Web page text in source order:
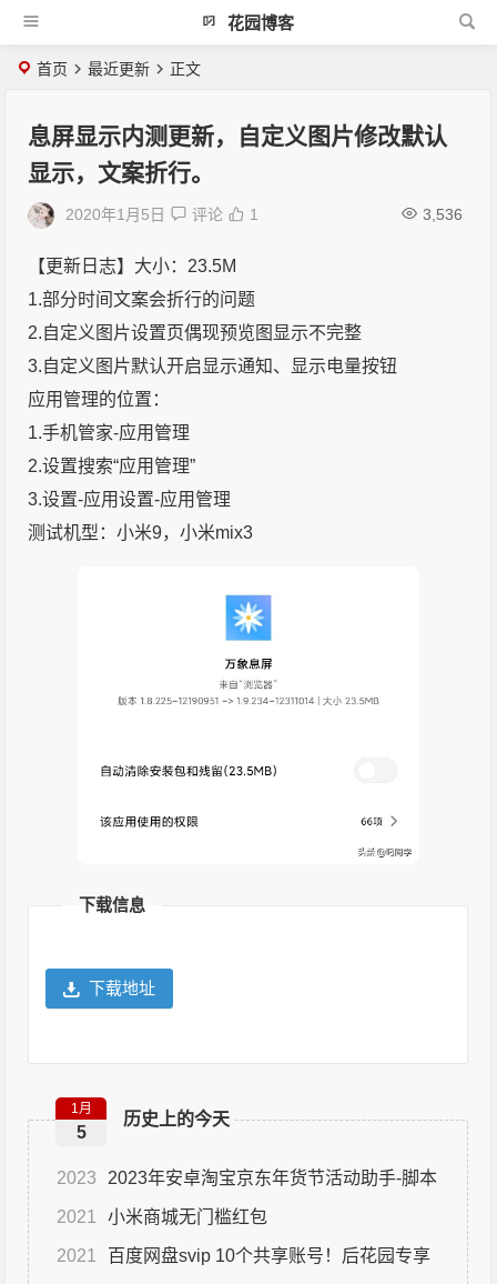
花园博客
首页 最近更新 正文
息屏显示内测更新，自定义图片修改默认
显示，文案折行。
2020年1月5日 评论 3,536
1
【更新日志】大小：23.5M
1.部分时间文案会折行的问题
2.自定义图片设置页偶现预览图显示不完整
3.自定义图片默认开启显示通知、显示电量按钮
应用管理的位置：
1.手机管家-应用管理
2.设置搜索“应用管理”
3.设置-应用设置-应用管理
测试机型：小米9，小米mix3
下载信息
下载地址
历史上的今天
1月
5
2023 2023年安卓淘宝京东年货节活动助手-脚本
2021 小米商城无门槛红包
2021 百度网盘svip 10个共享账号！后花园专享